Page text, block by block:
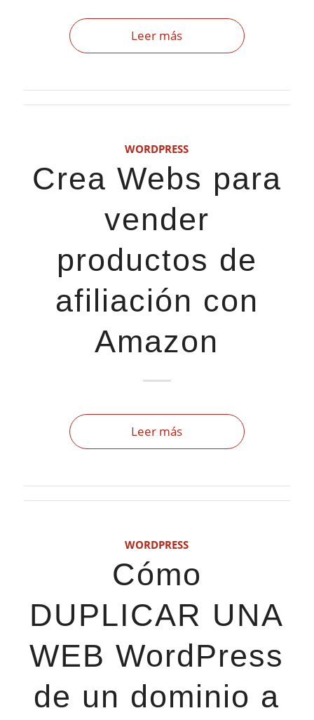
Leer más
WORDPRESS
Crea Webs para
vender
productos de
afiliación con
Amazon
Leer más
WORDPRESS
Cómo
DUPLICAR UNA
WEB WordPress
de un dominio a